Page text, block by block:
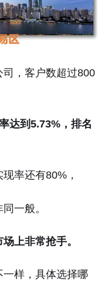
司，客户数超过800
达到5.73%，排名
率还有80%，
一般。
上非常抢手。
样，具体选择哪